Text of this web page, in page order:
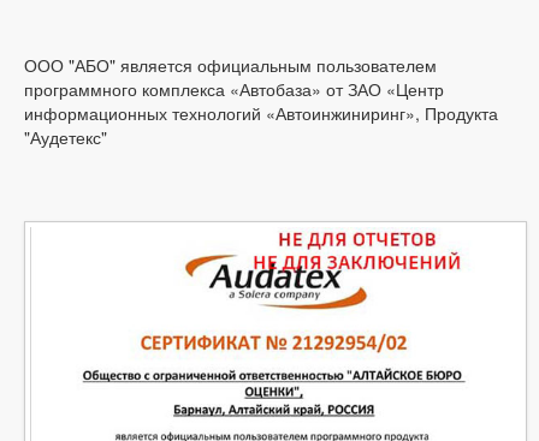
ООО "АБО" является официальным пользователем
программного комплекса «Автобаза» от ЗАО «Центр
информационных технологий «Автоинжиниринг», Продукта
"Аудетекс"